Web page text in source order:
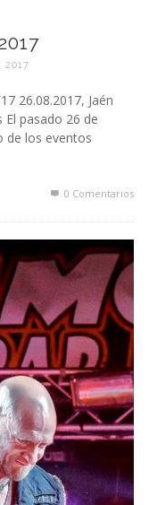
2017
26.08.2017, Jaén
El pasado 26 de
de los eventos
0 Comentarios